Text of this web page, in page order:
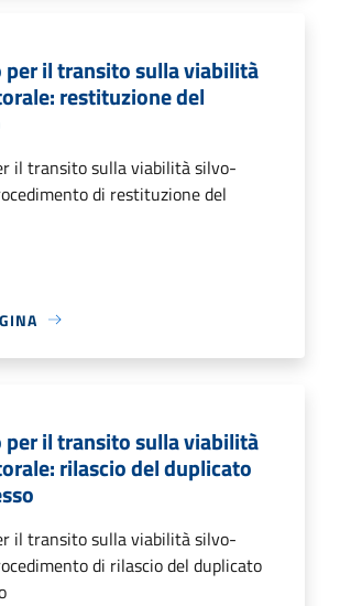
per il transito sulla viabilità
restituzione del
il transito sulla viabilità silvo-
di restituzione del
per il transito sulla viabilità
rilascio del duplicato
il transito sulla viabilità silvo-
di rilascio del duplicato